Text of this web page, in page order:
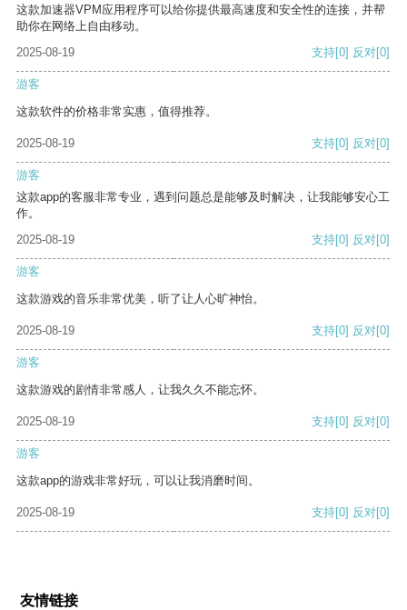
这款加速器VPM应用程序可以给你提供最高速度和安全性的连接，并帮
助你在网络上自由移动。
2025-08-19
支持[0] 反对[0]
游客
这款软件的价格非常实惠，值得推荐。
2025-08-19 支持[0] 反对[0]
游客
这款app的客服非常专业，遇到问题总是能够及时解决，让我能够安心工
作。
2025-08-19
支持[0] 反对[0]
游客
这款游戏的音乐非常优美，听了让人心旷神怡。
2025-08-19 支持[0] 反对[0]
游客
这款游戏的剧情非常感人，让我久久不能忘怀。
2025-08-19 支持[0] 反对[0]
游客
这款app的游戏非常好玩，可以让我消磨时间。
2025-08-19 支持[0] 反对[0]
友情链接